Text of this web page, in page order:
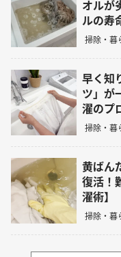
オルが
ルの寿
掃除・暮
早く知
ツ」が
濯のプ
掃除・暮
黄ばん
復活！
濯術】
掃除・暮